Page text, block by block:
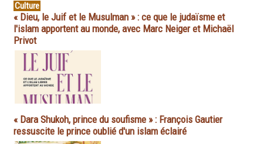
Culture
« Dieu, le Juif et le Musulman » : ce que le judaïsme et
l'islam apportent au monde, avec Marc Neiger et Michaël
Privot
« Dara Shukoh, prince du soufisme » : François Gautier
ressuscite le prince oublié d'un islam éclairé